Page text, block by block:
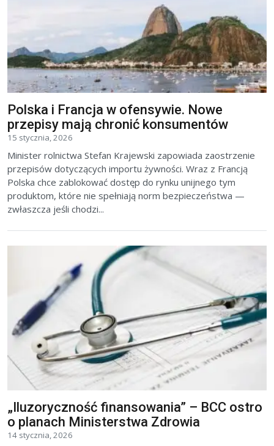
Polska i Francja w ofensywie. Nowe
przepisy mają chronić konsumentów
15 stycznia, 2026
Minister rolnictwa Stefan Krajewski zapowiada zaostrzenie
przepisów dotyczących importu żywności. Wraz z Francją
Polska chce zablokować dostęp do rynku unijnego tym
produktom, które nie spełniają norm bezpieczeństwa —
zwłaszcza jeśli chodzi...
„Iluzoryczność finansowania” – BCC ostro
o planach Ministerstwa Zdrowia
14 stycznia, 2026